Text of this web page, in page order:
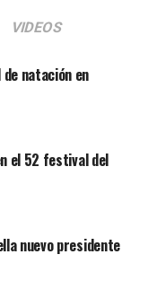
VIDEOS
natación en
el 52 festival del
nuevo presidente